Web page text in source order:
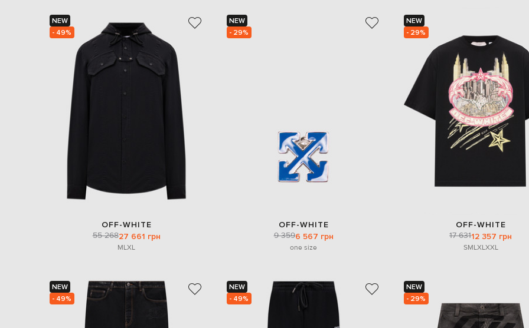
NEW
- 49%
OFF-WHITE
55 26827 661 грн
MLXL
NEW
- 29%
OFF-WHITE
9 3596 567 грн
one size
NEW
- 29%
OFF-WHITE
17 63112 357 грн
SMLXLXXL
NEW
- 49%
NEW
- 49%
NEW
- 29%